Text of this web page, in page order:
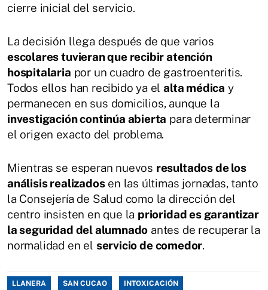
cierre inicial del servicio.
La decisión llega después de que varios
escolares tuvieran que recibir atención
hospitalaria por un cuadro de gastroenteritis.
Todos ellos han recibido ya elalta médica y
permanecen en sus domicilios, aunque la
investigación continúa abierta para determinar
el origen exacto del problema.
Mientras se esperan nuevos resultados de los
análisis realizadosen las últimas jornadas, tanto
la Consejería de Salud como la dirección del
centro insisten en que la prioridad es garantizar
la seguridad del alumnado antes de recuperar la
normalidad en el servicio de comedor.
LLANERA SAN CUCAO INTOXICACIÓN